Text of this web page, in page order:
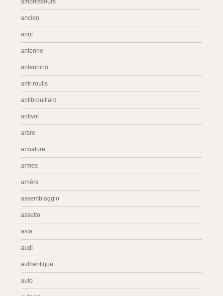
amortisseurs
ancien
anni
antenne
antennino
anti-roulis
antibrouillard
antivol
arbre
armature
armes
arrière
assemblaggio
assetto
asta
audi
authentique
auto